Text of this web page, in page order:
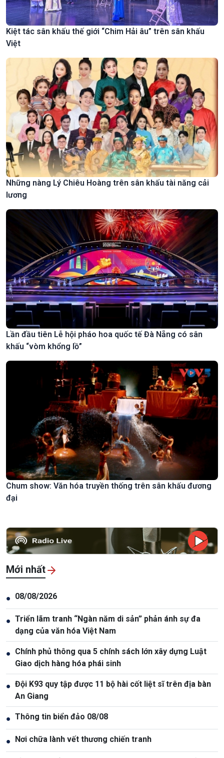
Kiệt tác sân khấu thế giới “Chim Hải âu” trên sân khấu
Việt
Những nàng Lý Chiêu Hoàng trên sân khấu tài năng cải
lương
Lần đầu tiên Lễ hội pháo hoa quốc tế Đà Nẵng có sân
khấu “vòm khổng lồ”
Chum show: Văn hóa truyền thống trên sân khấu đương
đại
Mới nhất
● 08/08/2026
● Triển lãm tranh “Ngàn năm di sản” phản ánh sự đa
dạng của văn hóa Việt Nam
● Chính phủ thông qua 5 chính sách lớn xây dựng Luật
Giao dịch hàng hóa phái sinh
● Đội K93 quy tập được 11 bộ hài cốt liệt sĩ trên địa bàn
An Giang
● Thông tin biển đảo 08/08
● Nơi chữa lành vết thương chiến tranh